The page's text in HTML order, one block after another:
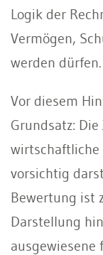
Logik der
Vermögen,
werden dürfen.
Vor diesem
Grundsatz:
wirtschaftliche
vorsichtig
Bewertung ist
Darstellung